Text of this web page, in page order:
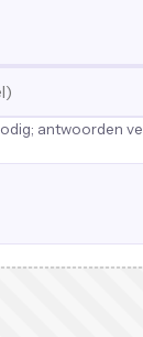
antwoorden